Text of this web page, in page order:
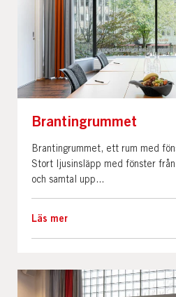
Brantingrummet
Brantingrummet, ett rum med
Stort ljusinsläpp med fönster
och samtal upp...
Läs mer